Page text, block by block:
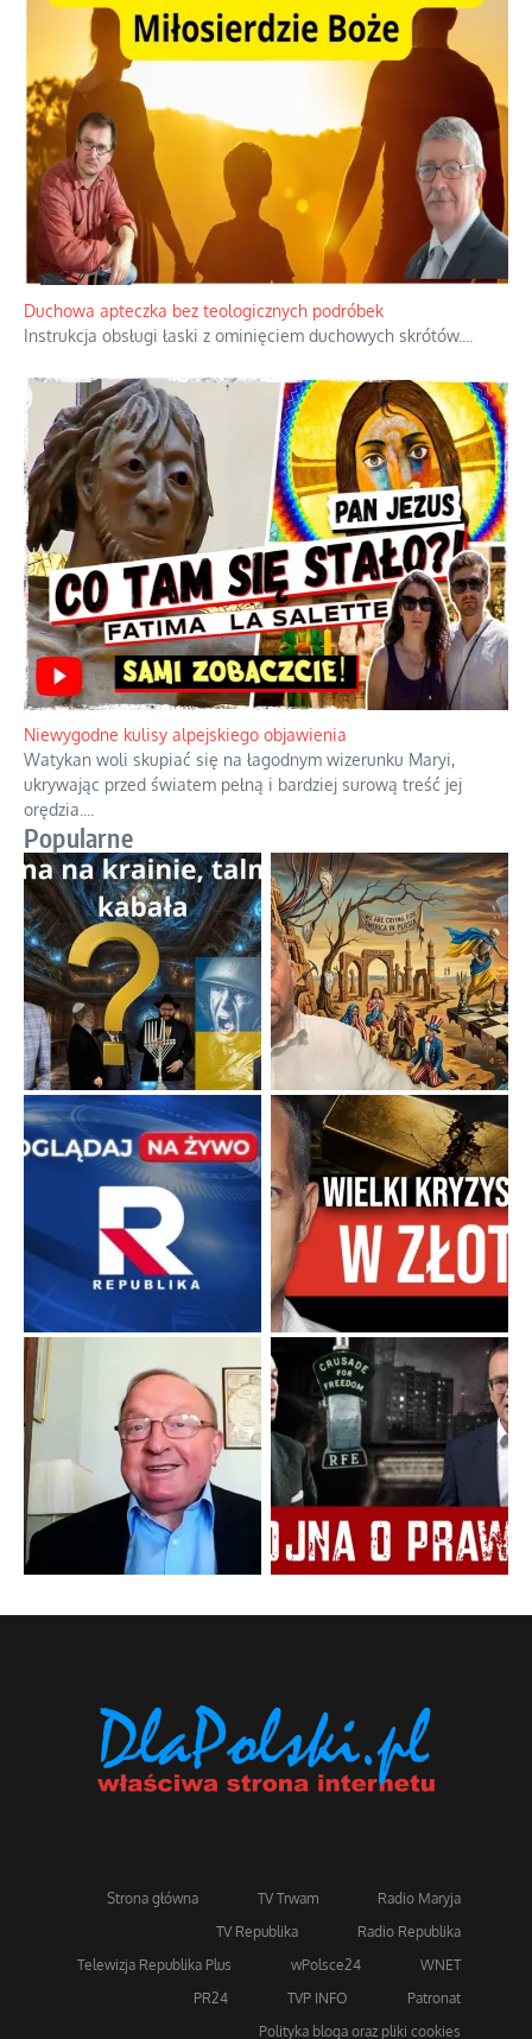
Niezwykły scenariusz bez państwowej dotacji
Reżyser Jerzy Zalewski przedstawia kulisy powstawania swoich
dokumentów, wyzwania związane z ich finansowaniem oraz
nieznane fakty dotyczące biografii...
Duchowa apteczka bez teologicznych podróbek
Instrukcja obsługi łaski z ominięciem duchowych skrótów.
Niewygodne kulisy alpejskiego objawienia
Watykan woli skupiać się na łagodnym wizerunku Maryi,
ukrywając przed światem pełną i bardziej surową treść jej
Popularne